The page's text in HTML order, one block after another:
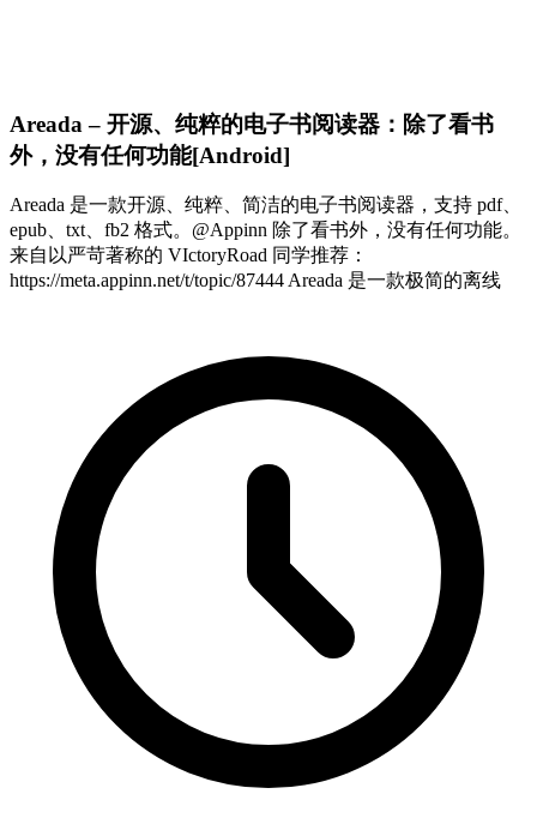
Areada – 开源、纯粹的电子书阅读器：除了看书
外，没有任何功能[Android]
Areada 是一款开源、纯粹、简洁的电子书阅读器，支持 pdf、
epub、txt、fb2 格式。@Appinn 除了看书外，没有任何功能。
来自以严苛著称的 VIctoryRoad 同学推荐：
https://meta.appinn.net/t/topic/87444 Areada 是一款极简的离线